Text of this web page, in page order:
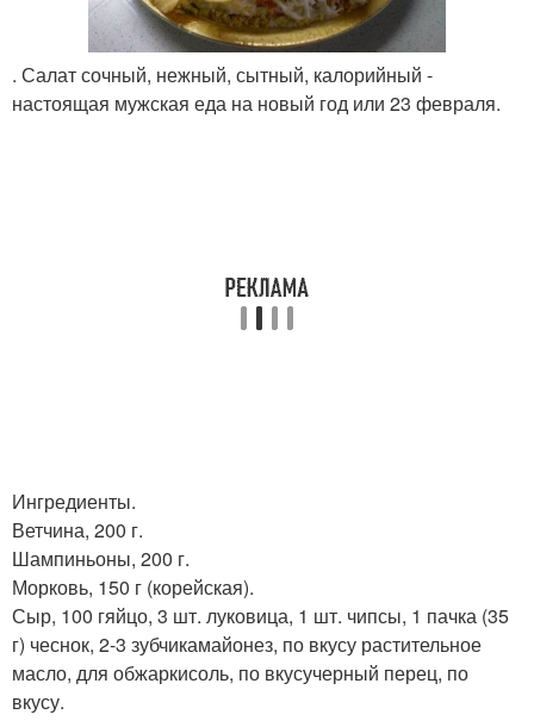
. Салат сочный, нежный, сытный, калорийный -
настоящая мужская еда на новый год или 23 февраля.
Ингредиенты.
Ветчина, 200 г.
Шампиньоны, 200 г.
Морковь, 150 г (корейская).
Сыр, 100 гяйцо, 3 шт. луковица, 1 шт. чипсы, 1 пачка (35
г) чеснок, 2-3 зубчикамайонез, по вкусу растительное
масло, для обжаркисоль, по вкусучерный перец, по
вкусу.